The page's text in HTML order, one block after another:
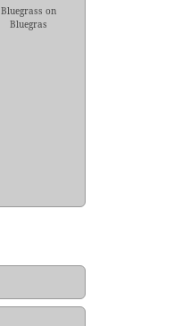
Bluegrass on
Bluegras